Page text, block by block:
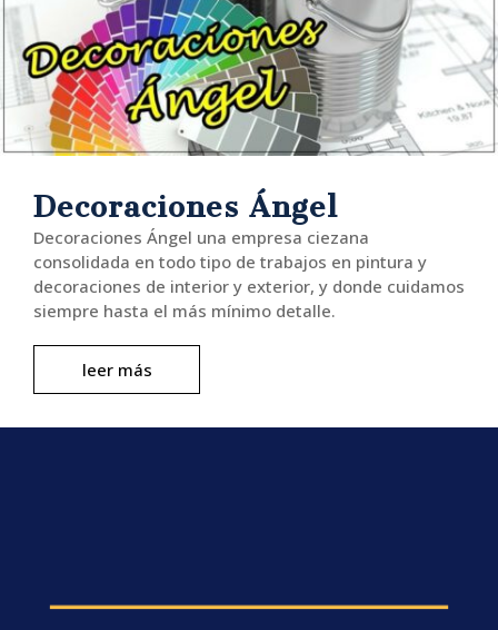
Decoraciones Ángel
Decoraciones Ángel una empresa ciezana
consolidada en todo tipo de trabajos en pintura y
decoraciones de interior y exterior, y donde cuidamos
siempre hasta el más mínimo detalle.
leer más